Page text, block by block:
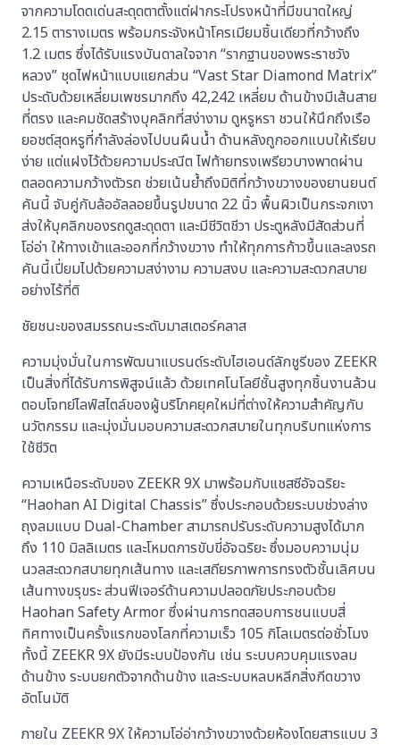
จากความโดดเด่นสะดุดตาตั้งแต่ฝากระโปรงหน้าที่มีขนาดใหญ่
2.15 ตารางเมตร พร้อมกระจังหน้าโครเมียมชิ้นเดียวที่กว้างถึง
1.2 เมตร ซึ่งได้รับแรงบันดาลใจจาก “รากฐานของพระราชวัง
หลวง” ชุดไฟหน้าแบบแยกส่วน “Vast Star Diamond Matrix”
ประดับด้วยเหลี่ยมเพชรมากถึง 42,242 เหลี่ยม ด้านข้างมีเส้นสาย
ที่ตรง และคมชัดสร้างบุคลิกที่สง่างาม ดูหรูหรา ชวนให้นึกถึงเรือ
ยอชต์สุดหรูที่กำลังล่องไปบนผืนน้ำ ด้านหลังถูกออกแบบให้เรียบ
ง่าย แต่แฝงไว้ด้วยความประณีต ไฟท้ายทรงเพรียวบางพาดผ่าน
ตลอดความกว้างตัวรถ ช่วยเน้นย้ำถึงมิติที่กว้างขวางของยานยนต์
คันนี้ จับคู่กับล้ออัลลอยขึ้นรูปขนาด 22 นิ้ว พื้นผิวเป็นกระจกเงา
ส่งให้บุคลิกของรถดูสะดุดตา และมีชีวิตชีวา ประตูหลังมีสัดส่วนที่
โอ่อ่า ให้ทางเข้าและออกที่กว้างขวาง ทำให้ทุกการก้าวขึ้นและลงรถ
คันนี้เปี่ยมไปด้วยความสง่างาม ความสงบ และความสะดวกสบาย
อย่างไร้ที่ติ
ชัยชนะของสมรรถนะระดับมาสเตอร์คลาส
ความมุ่งมั่นในการพัฒนาแบรนด์ระดับไฮเอนด์ลักชูรีของ ZEEKR
เป็นสิ่งที่ได้รับการพิสูจน์แล้ว ด้วยเทคโนโลยีชั้นสูงทุกชิ้นงานล้วน
ตอบโจทย์ไลฟ์สไตล์ของผู้บริโภคยุคใหม่ที่ต่างให้ความสำคัญกับ
นวัตกรรม และมุ่งมั่นมอบความสะดวกสบายในทุกบริบทแห่งการ
ใช้ชีวิต
ความเหนือระดับของ ZEEKR 9X มาพร้อมกับแชสซีอัจฉริยะ
“Haohan AI Digital Chassis” ซึ่งประกอบด้วยระบบช่วงล่าง
ถุงลมแบบ Dual-Chamber สามารถปรับระดับความสูงได้มาก
ถึง 110 มิลลิเมตร และโหมดการขับขี่อัจฉริยะ ซึ่งมอบความนุ่ม
นวลสะดวกสบายทุกเส้นทาง และเสถียรภาพการทรงตัวชั้นเลิศบน
เส้นทางขรุขระ ส่วนฟีเจอร์ด้านความปลอดภัยประกอบด้วย
Haohan Safety Armor ซึ่งผ่านการทดสอบการชนแบบสี่
ทิศทางเป็นครั้งแรกของโลกที่ความเร็ว 105 กิโลเมตรต่อชั่วโมง
ทั้งนี้ ZEEKR 9X ยังมีระบบป้องกัน เช่น ระบบควบคุมแรงลม
ด้านข้าง ระบบยกตัวจากด้านข้าง และระบบหลบหลีกสิ่งกีดขวาง
อัตโนมัติ
ภายใน ZEEKR 9X ให้ความโอ่อ่ากว้างขวางด้วยห้องโดยสารแบบ 3